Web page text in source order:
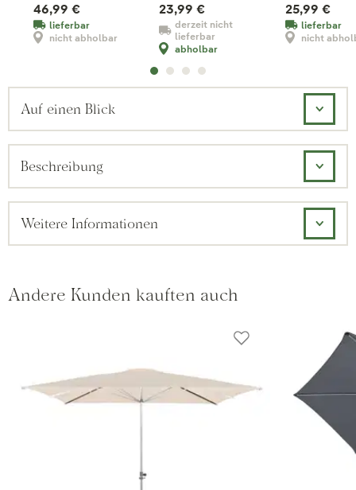
46,99 €
lieferbar
nicht abholbar
23,99 €
derzeit nicht
lieferbar
abholbar
25,99 €
lieferbar
nicht
Auf einen Blick
Beschreibung
Weitere Informationen
Andere Kunden kauften auch